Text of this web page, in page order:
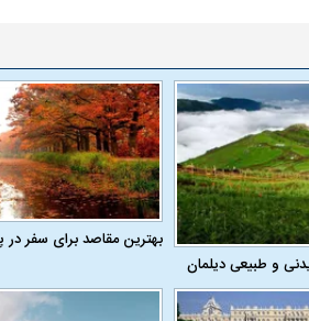
و طبیعی دیلمان
بهترین مقاصد برای سفر در
نگرانی من،
مردم است
ببینید| عراقچی: تعیین مسیر
دریایی میان ایران و عمان به
شدن تنگه هرمز نیست